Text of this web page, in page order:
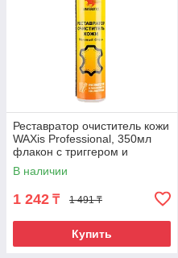
Реставратор очиститель кожи
WAXis Professional, 350мл
флакон с триггером и
липучкой
В наличии
1 242 ₸ 1 491 ₸
Купить